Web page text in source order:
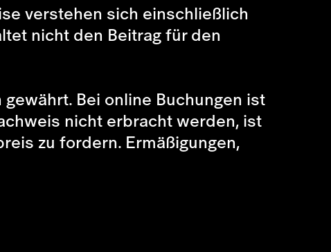
verstehen sich einschließlich
nicht den Beitrag für den
Bei online Buchungen ist
nicht erbracht werden, ist
zu fordern. Ermäßigungen,